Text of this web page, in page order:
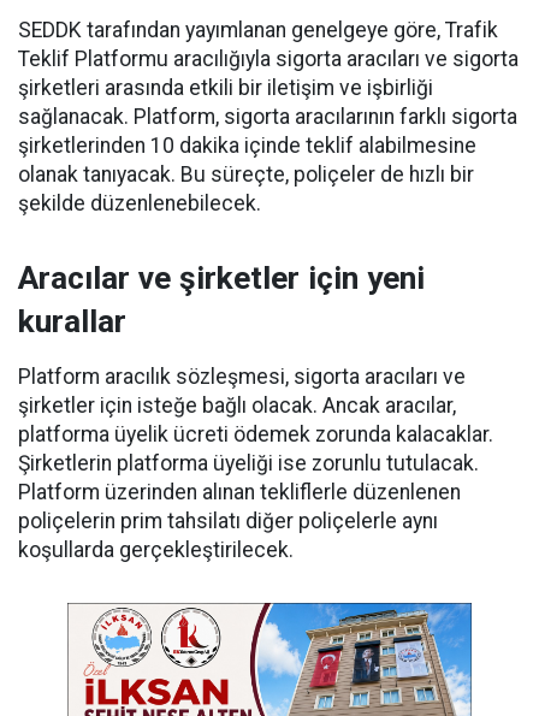
SEDDK tarafından yayımlanan genelgeye göre, Trafik
Teklif Platformu aracılığıyla sigorta aracıları ve sigorta
şirketleri arasında etkili bir iletişim ve işbirliği
sağlanacak. Platform, sigorta aracılarının farklı sigorta
şirketlerinden 10 dakika içinde teklif alabilmesine
olanak tanıyacak. Bu süreçte, poliçeler de hızlı bir
şekilde düzenlenebilecek.
Aracılar ve şirketler için yeni
kurallar
Platform aracılık sözleşmesi, sigorta aracıları ve
şirketler için isteğe bağlı olacak. Ancak aracılar,
platforma üyelik ücreti ödemek zorunda kalacaklar.
Şirketlerin platforma üyeliği ise zorunlu tutulacak.
Platform üzerinden alınan tekliflerle düzenlenen
poliçelerin prim tahsilatı diğer poliçelerle aynı
koşullarda gerçekleştirilecek.